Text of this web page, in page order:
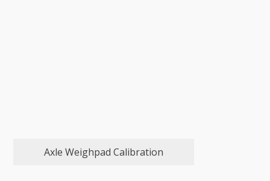
Axle Weighpad Calibration